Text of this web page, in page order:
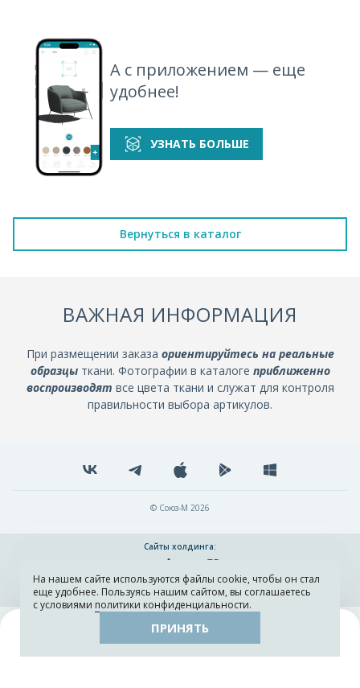
Каталог Остатки тканей
А с приложением — еще
удобнее!
УЗНАТЬ БОЛЬШЕ
Вернуться в каталог
ВАЖНАЯ ИНФОРМАЦИЯ
При размещении заказа ориентируйтесь на реальные
образцыткани. Фотографии в каталоге приближенно
воспроизводят все цвета ткани и служат для контроля
правильности выбора артикулов.
© Союз-М 2026
Сайты холдинга:
Разработка и поддержка сайта ADN
На нашем сайте используются файлы cookie, чтобы он стал
еще удобнее. Пользуясь нашим сайтом, вы соглашаетесь
с условиями политики конфиденциальности.
ПРИНЯТЬ